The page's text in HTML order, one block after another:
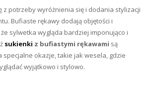
z potrzeby wyróżnienia się i dodania stylizacji
Bufiaste rękawy dodają objętości i
sylwetka wygląda bardziej imponująco i
sukienki z bufiastymi rękawami są
specjalne okazje, takie jak wesela, gdzie
wyjątkowo i stylowo.